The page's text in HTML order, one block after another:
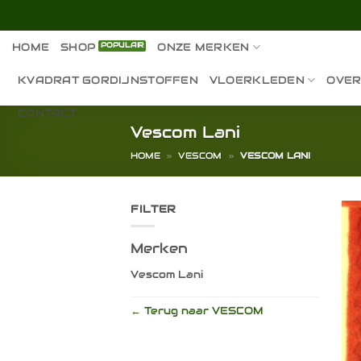
inhoud
HOME SHOP ONZE MERKEN
KVADRAT GORDIJNSTOFFEN VLOERKLEDEN
CONTACT
Vescom Lani
HOME » VESCOM » VESCOM LANI
FILTER
Merken
Vescom Lani
← Terug naar VESCOM